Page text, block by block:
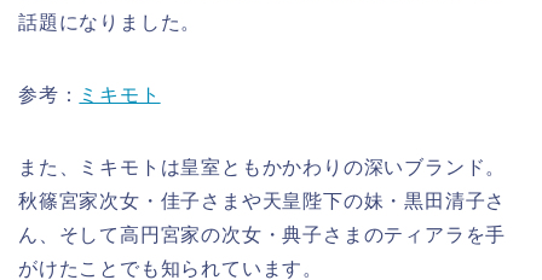
話題になりました。
参考： ミキモト
また、ミキモトは皇室ともかかわりの深いブランド。
秋篠宮家次女・佳子さまや天皇陛下の妹・黒田清子さ
ん、そして高円宮家の次女・典子さまのティアラを手
がけたことでも知られています。